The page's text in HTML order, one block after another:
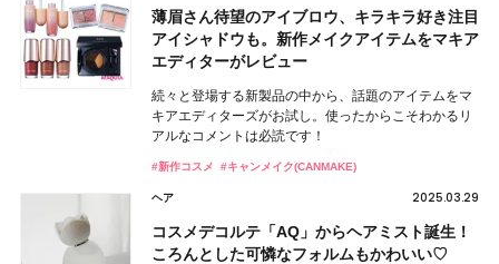
薄眉さん待望のアイブロウ、キラキラ好き注目
アイシャドウも。新作メイクアイテムをマキア
エディターがレビュー
続々と登場する新製品の中から、話題のアイテムをマ
キアエディターズがお試し。使ったからこそわかるリ
アルなコメントは必読です！
#新作コスメ #キャンメイク(CANMAKE)
ヘア 2025.03.29
コスメデコルテ「AQ」からヘアミスト誕生！
ころんとした可憐なフォルムもかわいい♡